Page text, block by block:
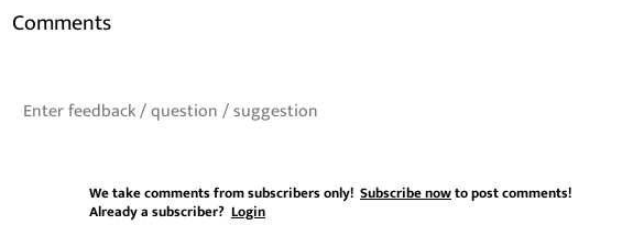
Comments
We take comments from subscribers only! Subscribe nowto post comments!
Already a subscriber? Login